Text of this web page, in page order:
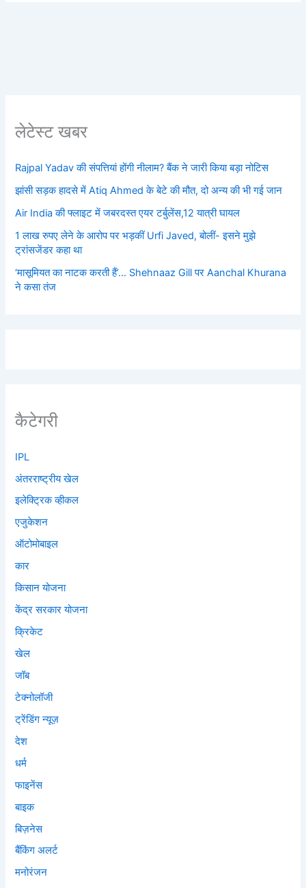
लेटेस्ट खबर
Rajpal Yadav की संपत्तियां होंगी नीलाम? बैंक ने जारी किया बड़ा नोटिस
झांसी सड़क हादसे में Atiq Ahmed के बेटे की मौत, दो अन्य की भी गई जान
Air India की फ्लाइट में जबरदस्त एयर टर्बुलेंस,12 यात्री घायल
1 लाख रुपए लेने के आरोप पर भड़कीं Urfi Javed, बोलीं- इसने मुझे
ट्रांसजेंडर कहा था
‘मासूमियत का नाटक करती हैं’… Shehnaaz Gill पर Aanchal Khurana
ने कसा तंज
कैटेगरी
IPL
अंतरराष्ट्रीय खेल
इलेक्ट्रिक व्हीकल
एजुकेशन
ऑटोमोबाइल
कार
किसान योजना
केंद्र सरकार योजना
क्रिकेट
खेल
जॉब
टेक्नोलॉजी
ट्रेंडिंग न्यूज़
देश
धर्म
फाइनेंस
बाइक
बिज़नेस
बैंकिंग अलर्ट
मनोरंजन